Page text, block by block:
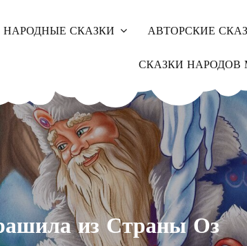
НАРОДНЫЕ СКАЗКИ АВТОРСКИЕ
СКАЗКИ НАРОДОВ
из Страны Оз